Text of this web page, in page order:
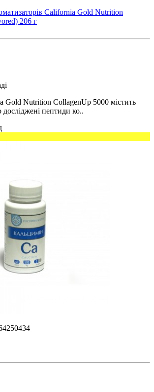
California Gold Nutrition
206 г
Gold Nutrition CollagenUp 5000 містить
досліджені пептиди ко..